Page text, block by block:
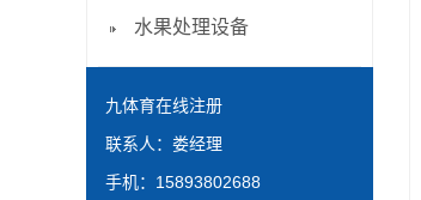
水果处理设备
九体育在线注册
联系人：娄经理
手机：15893802688